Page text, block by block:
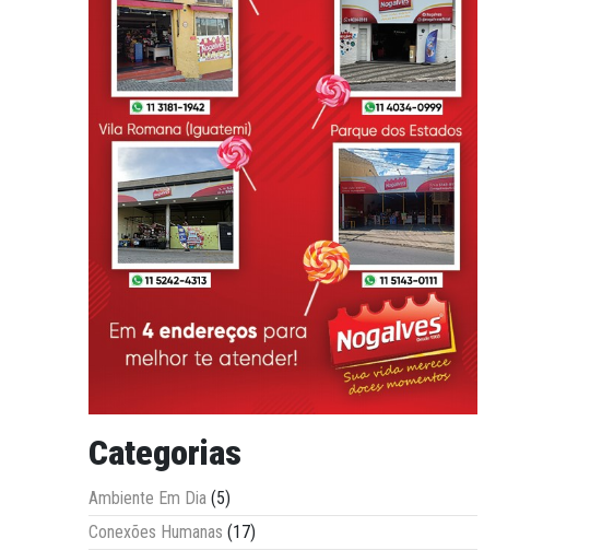
Categorias
Ambiente Em Dia (5)
Conexões Humanas (17)